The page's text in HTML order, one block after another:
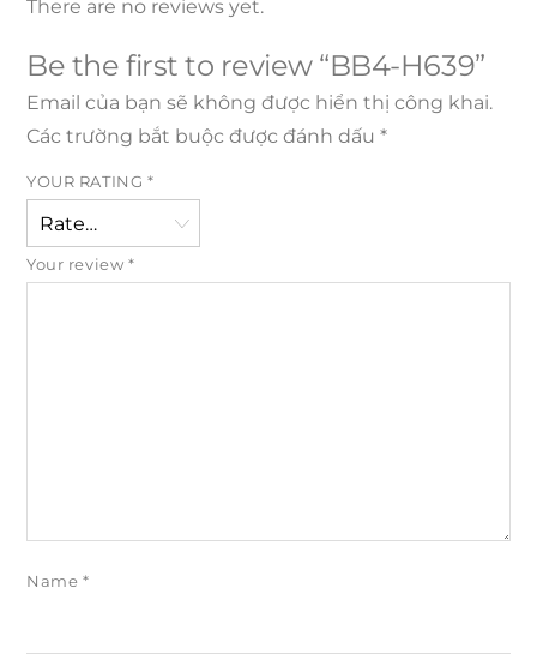
There are no reviews yet.
Be the first to review “BB4-H639”
Email của bạn sẽ không được hiển thị công khai.
Các trường bắt buộc được đánh dấu*
YOUR RATING *
Your review *
Name *